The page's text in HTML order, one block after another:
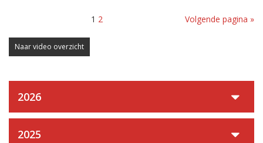
1 2 Volgende pagina »
Naar video overzicht
2026
2025